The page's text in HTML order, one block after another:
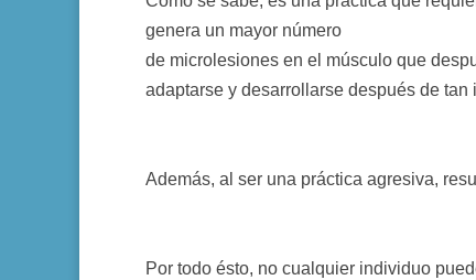
genera un mayor número
de microlesiones en el músculo que
adaptarse y desarrollarse después de tan
Además, al ser una práctica agresiva,
Por todo ésto, no cualquier individuo